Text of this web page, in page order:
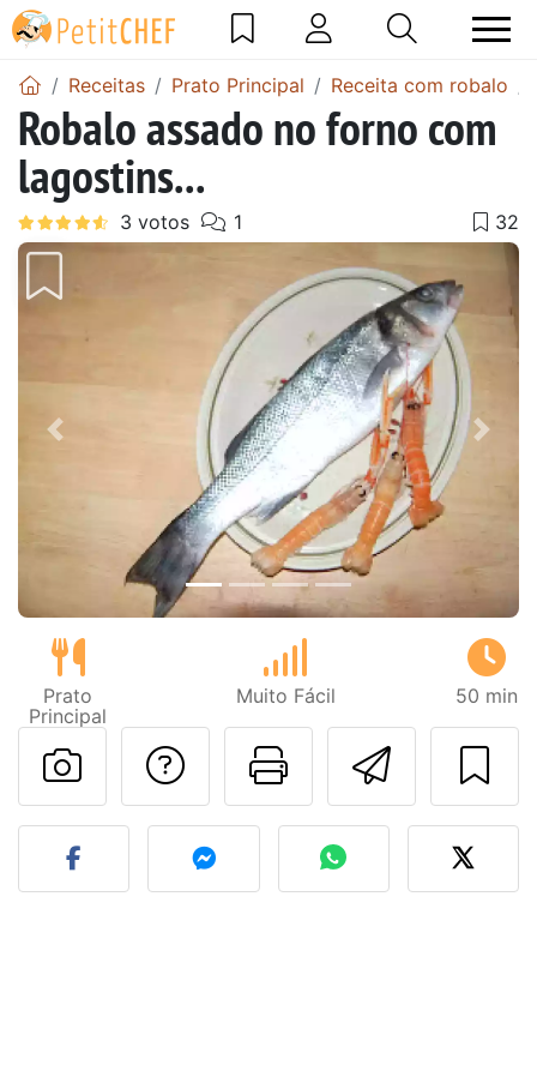
Receitas Prato Principal Receita com robalo
Robalo assado no forno com
lagostins...
Anterior Next
Prato
Principal
Muito Fácil 50 min
Imprima
Falar com o autor
Fez esta receita?